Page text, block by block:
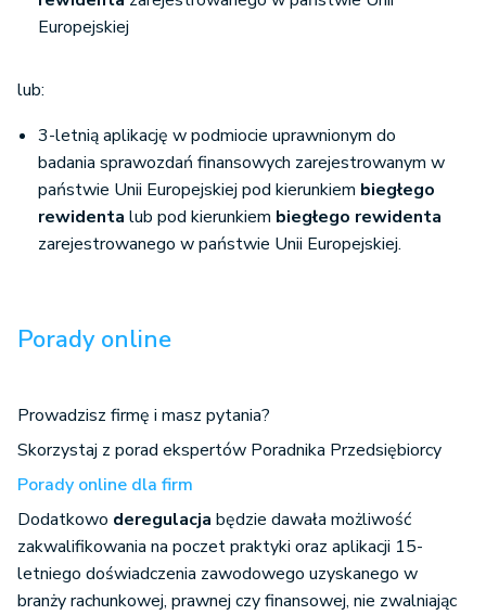
Europejskiej
lub:
3-letnią aplikację w podmiocie uprawnionym do
badania sprawozdań finansowych zarejestrowanym w
państwie Unii Europejskiej pod kierunkiem biegłego
rewidenta lub pod kierunkiem biegłego rewidenta
zarejestrowanego w państwie Unii Europejskiej.
Porady online
Prowadzisz firmę i masz pytania?
Skorzystaj z porad ekspertów Poradnika Przedsiębiorcy
Porady online dla firm
Dodatkowo deregulacja będzie dawała możliwość
zakwalifikowania na poczet praktyki oraz aplikacji 15-
letniego doświadczenia zawodowego uzyskanego w
branży rachunkowej, prawnej czy finansowej, nie zwalniając